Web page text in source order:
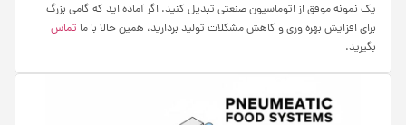
یک نمونه موفق از اتوماسیون صنعتی تبدیل کنید. اگر آماده‌ اید که گامی بزرگ
برای افزایش بهره‌ وری و کاهش مشکلات تولید بردارید، همین حالا با ما تماس
بگیرید.